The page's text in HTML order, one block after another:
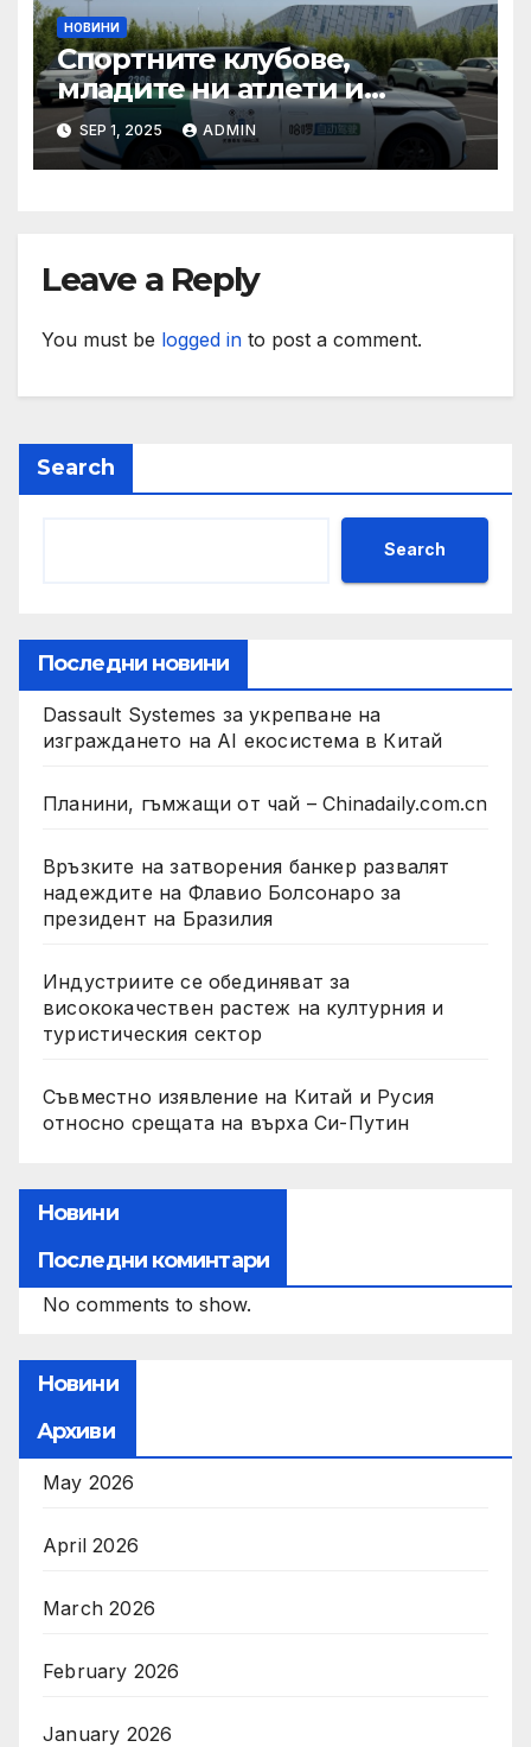
НОВИНИ
Спортните клубове,
младите ни атлети и
техните треньори имат
нужда от нашата подкрепа
и ние ще им я осигурим
SEP 1, 2025 ADMIN
Leave a Reply
You must be logged in to post a comment.
Search
Search
Последни новини
Dassault Systemes за укрепване на
изграждането на AI екосистема в Китай
Планини, гъмжащи от чай – Chinadaily.com.cn
Връзките на затворения банкер развалят
надеждите на Флавио Болсонаро за
президент на Бразилия
Индустриите се обединяват за
висококачествен растеж на културния и
туристическия сектор
Съвместно изявление на Китай и Русия
относно срещата на върха Си-Путин
Новини
Последни коминтари
No comments to show.
Новини
Архиви
May 2026
April 2026
March 2026
February 2026
January 2026